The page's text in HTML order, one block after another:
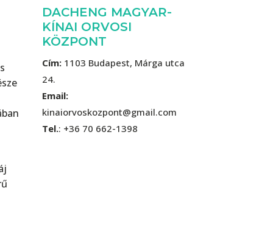
DACHENG MAGYAR-
KÍNAI ORVOSI
KÖZPONT
Cím: 1103 Budapest, Márga utca
24.
Email:
kinaiorvoskozpont@gmail.com
Tel.: +36 70 662-1398